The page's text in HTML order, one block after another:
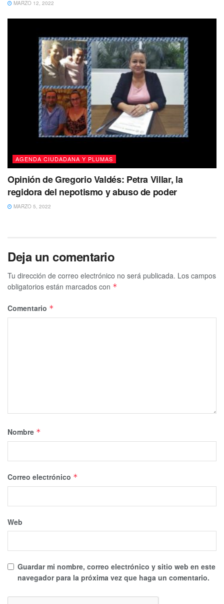
MARZO 12, 2022
AGENDA CIUDADANA Y PLUMAS
Opinión de Gregorio Valdés: Petra Villar, la
regidora del nepotismo y abuso de poder
MARZO 5, 2022
Deja un comentario
Tu dirección de correo electrónico no será publicada. Los campos
obligatorios están marcados con *
Comentario *
Nombre *
Correo electrónico *
Web
Guardar mi nombre, correo electrónico y sitio web en este
navegador para la próxima vez que haga un comentario.